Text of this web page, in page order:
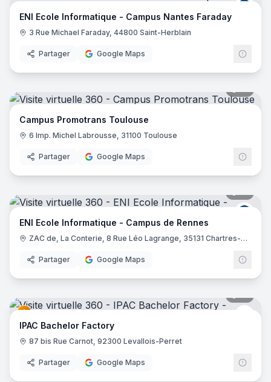
ENI
ENI Ecole Informatique - Campus Nantes Faraday
3 Rue Michael Faraday, 44800 Saint-Herblain
Partager Google Maps
Campus Promotrans Toulouse
6 Imp. Michel Labrousse, 31100 Toulouse
Partager Google Maps
ENI
ENI Ecole Informatique - Campus de Rennes
ZAC de, La Conterie, 8 Rue Léo Lagrange, 35131 Chartres-de-Bretagne
Partager Google Maps
IPAC Bachelor Factory
87 bis Rue Carnot, 92300 Levallois-Perret
Partager Google Maps